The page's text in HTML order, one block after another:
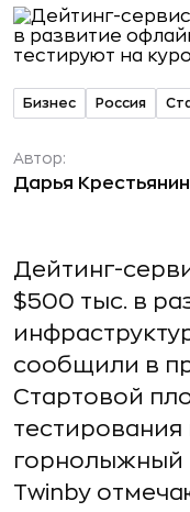
Бизнес Россия
Автор:
Дарья
Дейтинг-
$500 тыс. в
сообщили в
Стартовой
горнолыжный
Twinby